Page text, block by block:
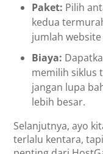
Paket: Pilih
kedua
jumlah
Biaya:
memilih siklus
jangan lupa
lebih besar.
Selanjutnya, ayo
terlalu kentara,